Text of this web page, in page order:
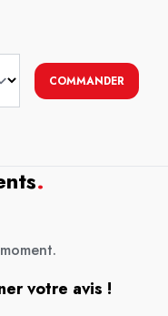
COMMANDER
.
votre avis !